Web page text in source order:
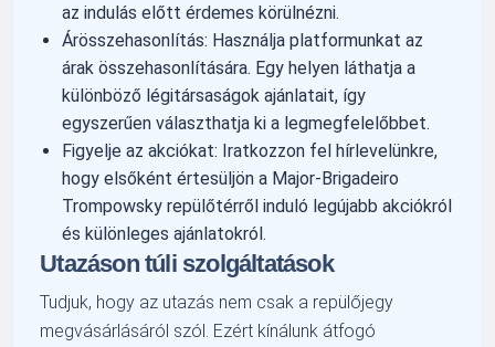
az indulás előtt érdemes körülnézni.
Árösszehasonlítás: Használja platformunkat az
árak összehasonlítására. Egy helyen láthatja a
különböző légitársaságok ajánlatait, így
egyszerűen választhatja ki a legmegfelelőbbet.
Figyelje az akciókat: Iratkozzon fel hírlevelünkre,
hogy elsőként értesüljön a Major-Brigadeiro
Trompowsky repülőtérről induló legújabb akciókról
és különleges ajánlatokról.
Utazáson túli szolgáltatások
Tudjuk, hogy az utazás nem csak a repülőjegy
megvásárlásáról szól. Ezért kínálunk átfogó